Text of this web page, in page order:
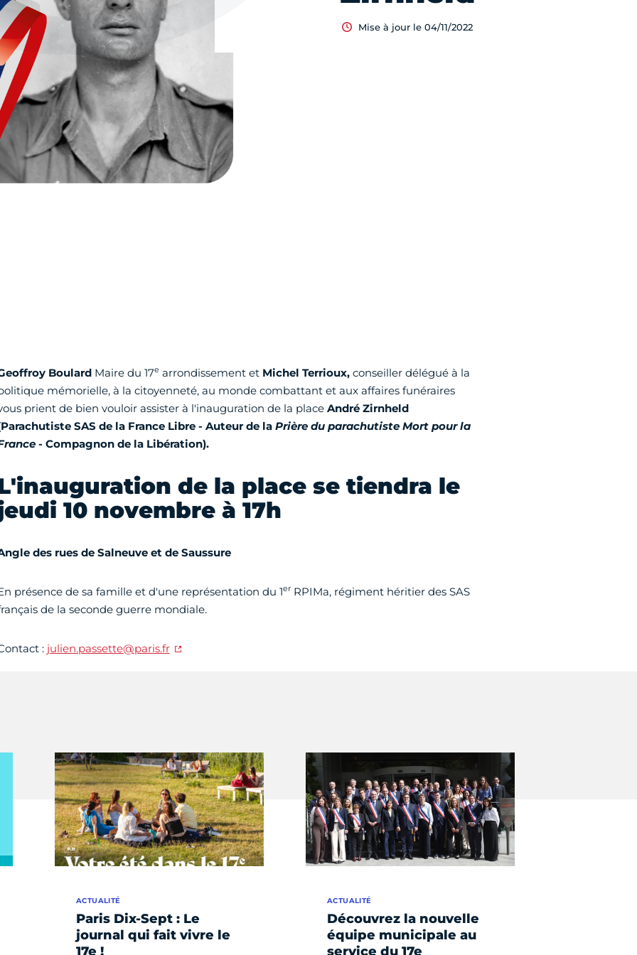
Mise à jour le 04/11/2022
Boulard Maire du 17e arrondissement etMichel Terrioux, conseiller délégué à la
mémorielle, à la citoyenneté, au monde combattant et aux affaires funéraires
prient de bien vouloir assister à l'inauguration de la place André Zirnheld
SAS de la France Libre - Auteur de la Prière du parachutiste Mort pour la
- Compagnon de la Libération).
de la place se tiendra le
10 novembre à 17h
des rues de Salneuve et de Saussure
présence de sa famille et d'une représentation du 1erRPIMa, régiment héritier des SAS
de la seconde guerre mondiale.
: julien.passette@paris.fr
Paris Dix-Sept : Le
journal qui fait vivre le
17e !
ACTUALITÉ
Découvrez la nouvelle
équipe municipale au
service du 17e
ACTUALITÉ